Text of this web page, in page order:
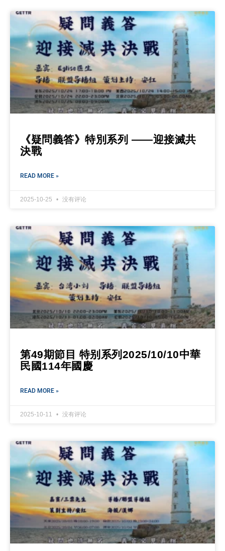
《疑問義答》特別系列 ——迎接滅共
決戰
READ MORE »
2025-10-25 没有评论
第49期節目 特别系列2025/10/10中華
民國114年國慶
READ MORE »
2025-10-11 没有评论